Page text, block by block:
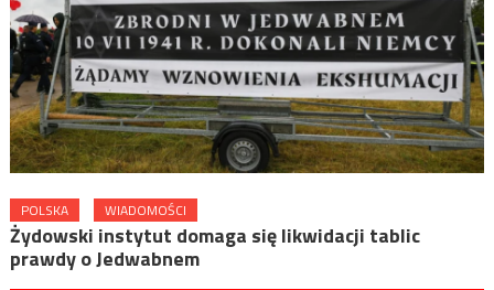
POLSKA WIADOMOŚCI
Żydowski instytut domaga się likwidacji tablic
prawdy o Jedwabnem